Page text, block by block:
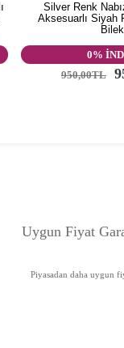
Silver Renk
Aksesuarlı Siyah
0%
950,00TL
Uygun Fiyat
Piyasadan daha uygun